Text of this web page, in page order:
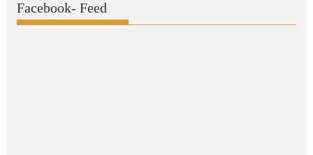
Facebook- Feed